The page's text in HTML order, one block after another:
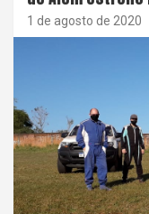
1 de agosto de 2020